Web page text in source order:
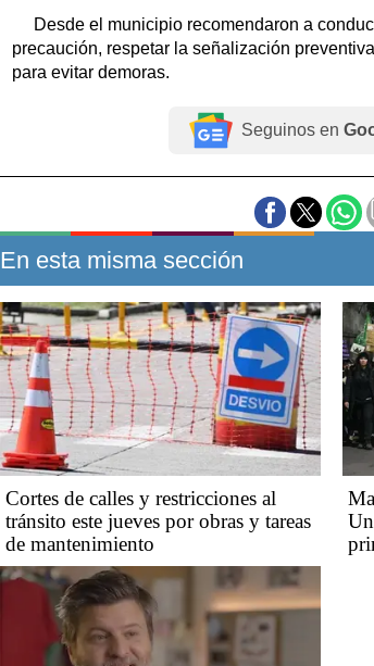
Desde el municipio recomendaron a
precaución, respetar la señalización
para evitar demoras.
Seguinos en
En esta misma sección
Cortes de calles y restricciones al
tránsito este jueves por obras y tareas
de mantenimiento